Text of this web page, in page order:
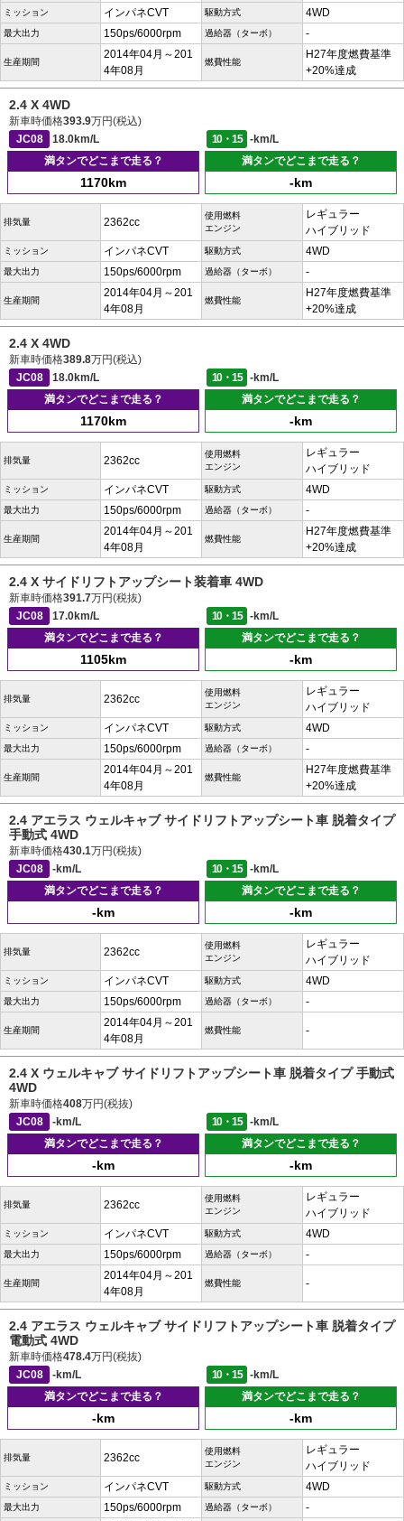
ミッション インパネCVT 駆動方式 4WD
最大出力 150ps/6000rpm 過給器（ターボ） -
生産期間
2014年04月～201
4年08月
燃費性能
H27年度燃費基準
+20%達成
2.4 X 4WD
新車時価格393.9万円(税込)
JC08
18.0km/L 10・15
-km/L
満タンでどこまで走る？
1170km
満タンでどこまで走る？
-km
排気量 2362cc
使用燃料
エンジン
レギュラー
ハイブリッド
ミッション インパネCVT 駆動方式 4WD
最大出力 150ps/6000rpm 過給器（ターボ） -
生産期間
2014年04月～201
4年08月
燃費性能
H27年度燃費基準
+20%達成
2.4 X 4WD
新車時価格389.8万円(税込)
JC08
18.0km/L 10・15
-km/L
満タンでどこまで走る？
1170km
満タンでどこまで走る？
-km
排気量 2362cc
使用燃料
エンジン
レギュラー
ハイブリッド
ミッション インパネCVT 駆動方式 4WD
最大出力 150ps/6000rpm 過給器（ターボ） -
生産期間
2014年04月～201
4年08月
燃費性能
H27年度燃費基準
+20%達成
2.4 X サイドリフトアップシート装着車 4WD
新車時価格391.7万円(税抜)
JC08
17.0km/L 10・15
-km/L
満タンでどこまで走る？
1105km
満タンでどこまで走る？
-km
排気量 2362cc
使用燃料
エンジン
レギュラー
ハイブリッド
ミッション インパネCVT 駆動方式 4WD
最大出力 150ps/6000rpm 過給器（ターボ） -
生産期間
2014年04月～201
4年08月
燃費性能
H27年度燃費基準
+20%達成
2.4 アエラス ウェルキャブ サイドリフトアップシート車 脱着タイプ
手動式 4WD
新車時価格430.1万円(税抜)
JC08
-km/L 10・15
-km/L
満タンでどこまで走る？
-km
満タンでどこまで走る？
-km
排気量 2362cc
使用燃料
エンジン
レギュラー
ハイブリッド
ミッション インパネCVT 駆動方式 4WD
最大出力 150ps/6000rpm 過給器（ターボ） -
生産期間
2014年04月～201
4年08月
燃費性能 -
2.4 X ウェルキャブ サイドリフトアップシート車 脱着タイプ 手動式
4WD
新車時価格408万円(税抜)
JC08
-km/L 10・15
-km/L
満タンでどこまで走る？
-km
満タンでどこまで走る？
-km
排気量 2362cc
使用燃料
エンジン
レギュラー
ハイブリッド
ミッション インパネCVT 駆動方式 4WD
最大出力 150ps/6000rpm 過給器（ターボ） -
生産期間
2014年04月～201
4年08月
燃費性能 -
2.4 アエラス ウェルキャブ サイドリフトアップシート車 脱着タイプ
電動式 4WD
新車時価格478.4万円(税抜)
JC08
-km/L 10・15
-km/L
満タンでどこまで走る？
-km
満タンでどこまで走る？
-km
排気量 2362cc
使用燃料
エンジン
レギュラー
ハイブリッド
ミッション インパネCVT 駆動方式 4WD
最大出力 150ps/6000rpm 過給器（ターボ） -